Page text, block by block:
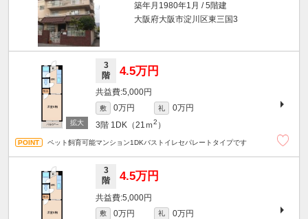
築年月1980年1月 / 5階建
大阪府大阪市淀川区東三国3
3
階
4.5万円
5,000円
敷 0万円 礼
0万円
3階 1DK（21ｍ2 ）
ペット飼育可能マンション1DKバストイレセパレートタイプです
3
階
4.5万円
5,000円
敷 0万円 礼
0万円